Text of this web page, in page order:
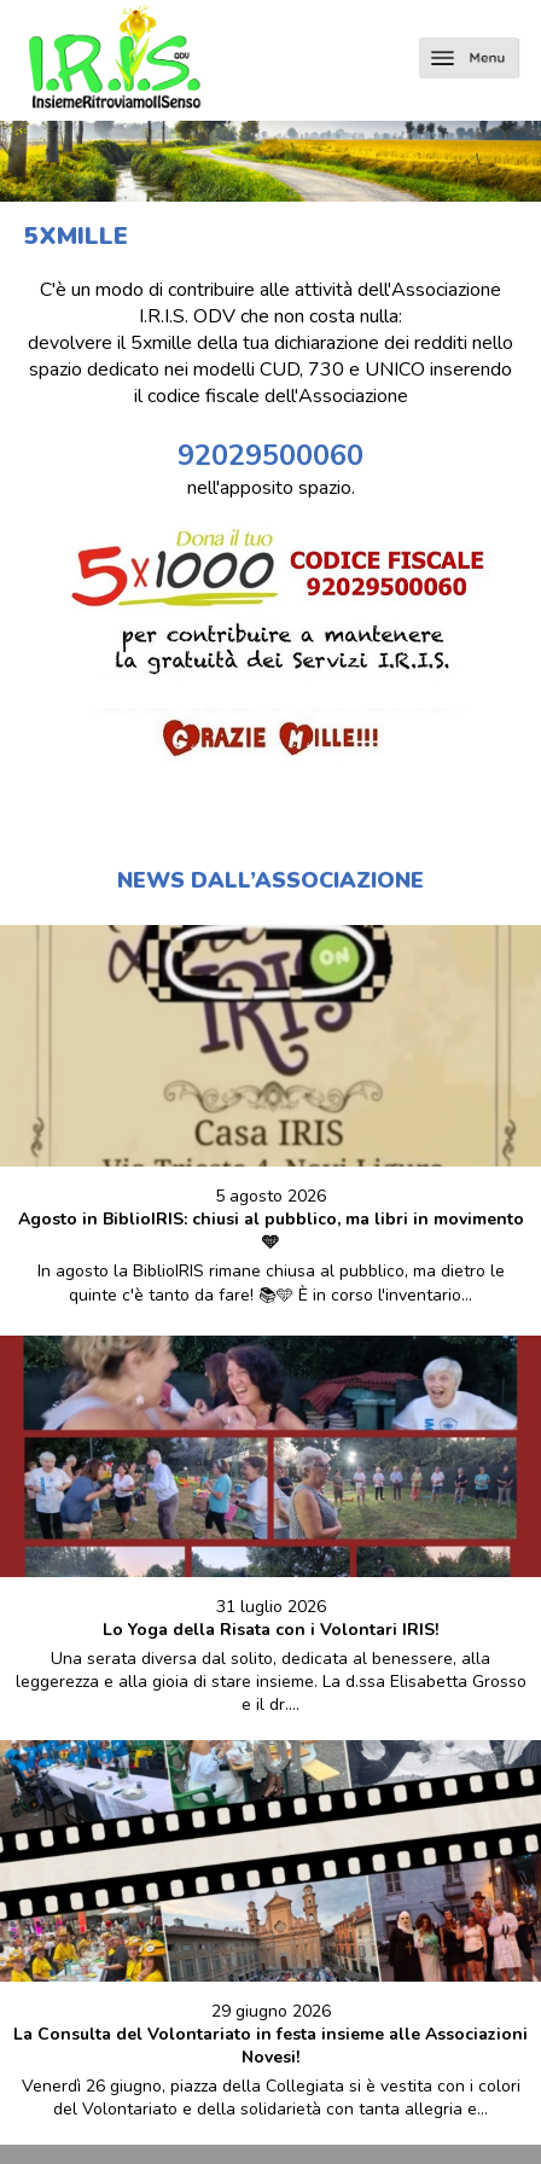
5XMILLE
C'è un modo di contribuire alle attività dell'Associazione
I.R.I.S. ODV che non costa nulla:
devolvere il 5xmille della tua dichiarazione dei redditi nello
spazio dedicato nei modelli CUD, 730 e UNICO inserendo
il codice fiscale dell'Associazione
92029500060
nell'apposito spazio.
NEWS DALL’ASSOCIAZIONE
5 agosto 2026
Agosto in BiblioIRIS: chiusi al pubblico, ma libri in movimento
🩵
In agosto la BiblioIRIS rimane chiusa al pubblico, ma dietro le
quinte c'è tanto da fare! 📚🩵 È in corso l'inventario...
31 luglio 2026
Lo Yoga della Risata con i Volontari IRIS!
Una serata diversa dal solito, dedicata al benessere, alla
leggerezza e alla gioia di stare insieme. La d.ssa Elisabetta Grosso
e il dr....
29 giugno 2026
La Consulta del Volontariato in festa insieme alle Associazioni
Novesi!
Venerdì 26 giugno, piazza della Collegiata si è vestita con i colori
del Volontariato e della solidarietà con tanta allegria e...